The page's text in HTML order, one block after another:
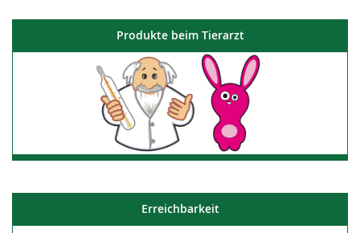
Produkte beim Tierarzt
Erreichbarkeit